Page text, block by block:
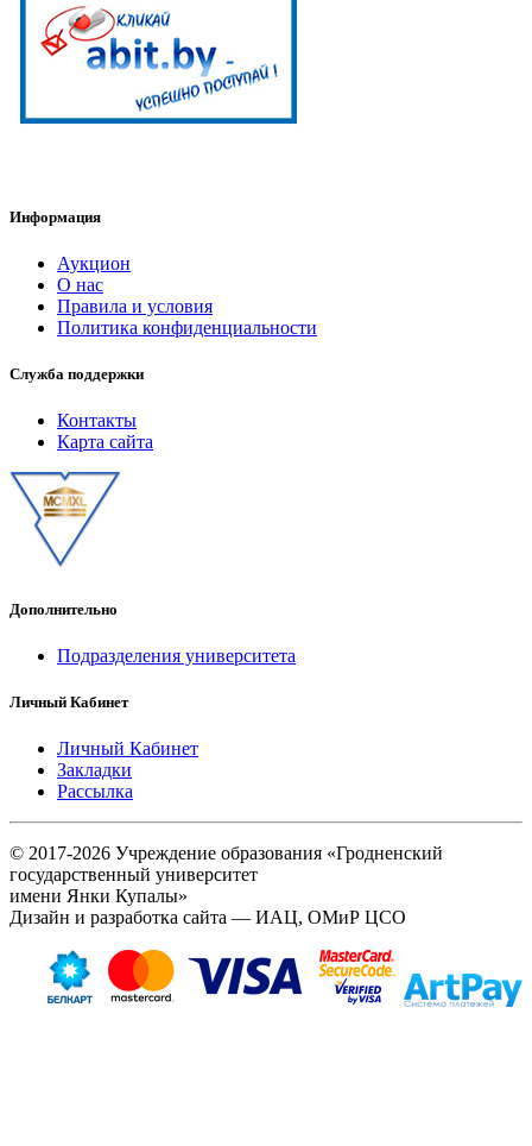
Информация
Аукцион
О нас
Правила и условия
Политика конфиденциальности
Служба поддержки
Контакты
Карта сайта
Дополнительно
Подразделения университета
Личный Кабинет
Личный Кабинет
Закладки
Рассылка
© 2017-2026 Учреждение образования «Гродненский
государственный университет
имени Янки Купалы»
Дизайн и разработка сайта — ИАЦ, ОМиР ЦСО